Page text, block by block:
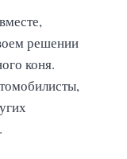
решении
коня.